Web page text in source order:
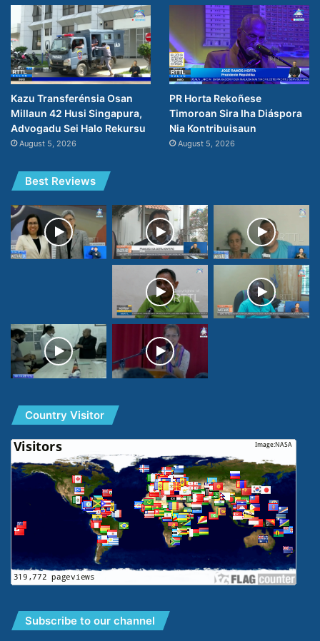
Kazu Transferénsia Osan
Millaun 42 Husi Singapura,
Advogadu Sei Halo Rekursu
August 5, 2026
PR Horta Rekoñese
Timoroan Sira Iha Diáspora
Nia Kontribuisaun
August 5, 2026
Best Reviews
Country Visitor
Subscribe to our channel